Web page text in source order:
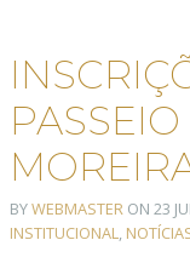
BYWEBMASTER ON 23
INSTITUCIONAL,